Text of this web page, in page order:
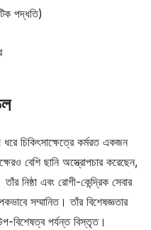
পদ্ধতি)
চিকিৎসাক্ষেত্রে কর্মরত একজন
বেশি ছানি অস্ত্রোপচার করেছেন,
নিষ্ঠা এবং রোগী-কেন্দ্রিক সেবার
সম্মানিত। তাঁর বিশেষজ্ঞতার
বিশেষত্ব পর্যন্ত বিস্তৃত।